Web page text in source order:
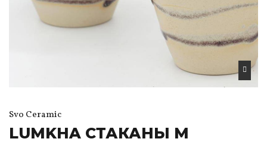
Svo Ceramic
LUMKHA СТАКАНЫ M